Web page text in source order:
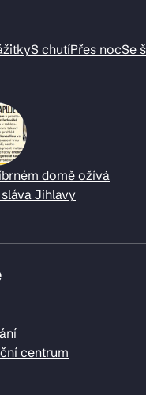
S chutíPřes nocSe
domě ožívá
Jihlavy
centrum